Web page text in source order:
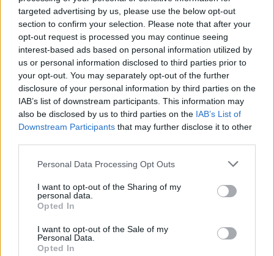
targeted advertising by us, please use the below opt-out
section to confirm your selection. Please note that after your
opt-out request is processed you may continue seeing
interest-based ads based on personal information utilized by
us or personal information disclosed to third parties prior to
your opt-out. You may separately opt-out of the further
disclosure of your personal information by third parties on the
IAB’s list of downstream participants. This information may
also be disclosed by us to third parties on the IAB’s List of
Downstream Participants that may further disclose it to other
Personal Data Processing Opt Outs
I want to opt-out of the Sharing of my
personal data.
Opted In
I want to opt-out of the Sale of my
Personal Data.
Opted In
Si se puede. Un swap lo que viene siendo
como un swap? que es eso...?jej
que tendria que cambiar?
gracias
Responder
cristianmartint dijo:
Si se puede. Un swap lo que viene siendo